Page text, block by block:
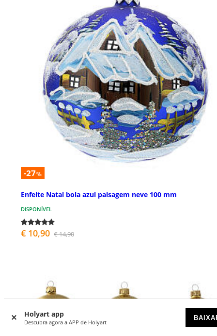
Holyart app
Descubra agora a APP de Holyart
-27%
Enfeite Natal bola azul paisagem neve 100 mm
DISPONÍVEL
€ 10,90 € 14,90